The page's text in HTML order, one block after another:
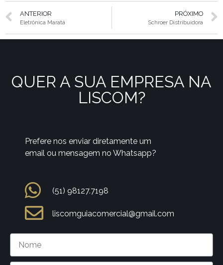
ANTERIOR
Eletrônica Maratá
PRÓXIMO
Schroer Distribuidora
QUER A SUA EMPRESA NA
LISCOM?
Prefere nos enviar diretamente um
email ou mensagem no Whatsapp?
(51) 98127.7198
liscomguiacomercial@gmail.com